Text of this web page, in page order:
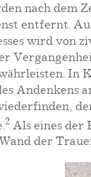
nach dem
entfernt.
wird von
In
Andenkens
2 Als eines der
der